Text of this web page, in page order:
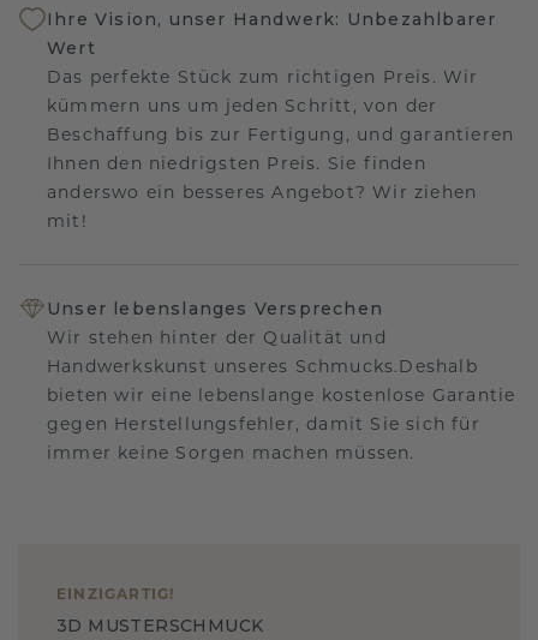
Ihre Vision, unser Handwerk: Unbezahlbarer
Wert
Das perfekte Stück zum richtigen Preis. Wir
kümmern uns um jeden Schritt, von der
Beschaffung bis zur Fertigung, und garantieren
Ihnen den niedrigsten Preis. Sie finden
anderswo ein besseres Angebot? Wir ziehen
mit!
Unser lebenslanges Versprechen
Wir stehen hinter der Qualität und
Handwerkskunst unseres Schmucks.Deshalb
bieten wir eine lebenslange kostenlose Garantie
gegen Herstellungsfehler, damit Sie sich für
immer keine Sorgen machen müssen.
EINZIGARTIG !
3D MUSTERSCHMUCK